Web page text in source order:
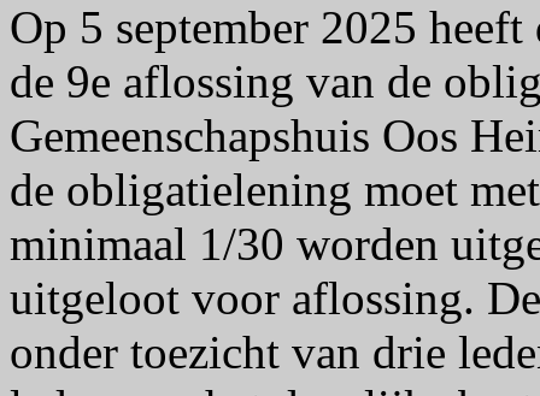
Op 5 september 2025
de 9e aflossing van de
Gemeenschapshuis Oos
de obligatielening moet
minimaal 1/30 worden
uitgeloot voor aflossing.
onder toezicht van drie